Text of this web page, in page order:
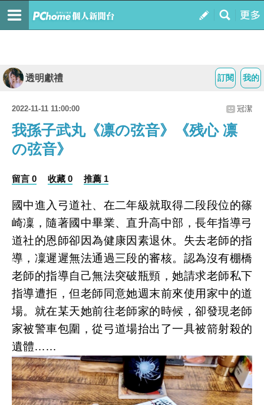
我的
訂閱
透明獻禮
2022-11-11 11:00:00 冠潔
我孫子武丸《凛の弦音》《残心 凛
の弦音》
留言 0 收藏 0 推薦 1
國中進入弓道社、在二年級就取得二段段位的篠
崎凜，隨著國中畢業、直升高中部，長年指導弓
道社的恩師卻因為健康因素退休。失去老師的指
導，凜遲遲無法通過三段的審核。認為沒有棚橋
老師的指導自己無法突破瓶頸，她請求老師私下
指導遭拒，但老師同意她週末前來使用家中的道
場。就在某天她前往老師家的時候，卻發現老師
家被警車包圍，從弓道場抬出了一具被箭射殺的
遺體……